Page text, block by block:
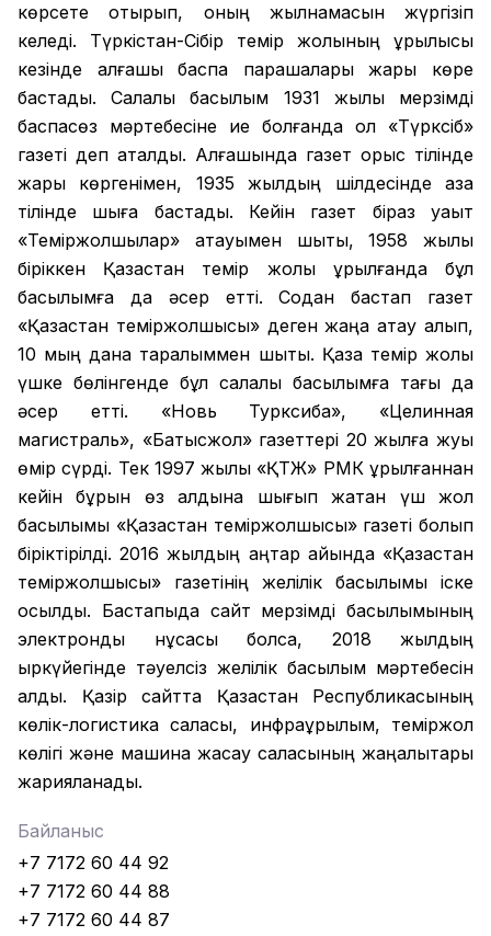
көрсете отырып, оның жылнамасын жүргізіп
келеді. Түркістан-Сібір темір жолының құрылысы
кезінде алғашқы баспа парақшалары жарық көре
бастады. Салалық басылым 1931 жылы мерзімді
баспасөз мәртебесіне ие болғанда ол «Түрксіб»
газеті деп аталды. Алғашында газет орыс тілінде
жарық көргенімен, 1935 жылдың шілдесінде қазақ
тілінде шыға бастады. Кейін газет біраз уақыт
«Теміржолшылар» атауымен шықты, 1958 жылы
біріккен Қазақстан темір жолы құрылғанда бұл
басылымға да әсер етті. Содан бастап газет
«Қазақстан теміржолшысы» деген жаңа атау алып,
10 мың дана таралыммен шықты. Қазақ темір жолы
үшке бөлінгенде бұл салалық басылымға тағы да
әсер етті. «Новь Турксиба», «Целинная
магистраль», «Батысжол» газеттері 20 жылға жуық
өмір сүрді. Тек 1997 жылы «ҚТЖ» РМК құрылғаннан
кейін бұрын өз алдына шығып жатқан үш жол
басылымы «Қазақстан теміржолшысы» газеті болып
біріктірілді. 2016 жылдың қаңтар айында «Қазақстан
теміржолшысы» газетінің желілік басылымы іске
қосылды. Бастапқыда сайт мерзімді басылымының
электронды нұсқасы болса, 2018 жылдың
қыркүйегінде тәуелсіз желілік басылым мәртебесін
алды. Қазір сайтта Қазақстан Республикасының
көлік-логистика саласы, инфрақұрылым, теміржол
көлігі және машина жасау саласының жаңалықтары
жарияланады.
Байланыс
+7 7172 60 44 92
+7 7172 60 44 88
+7 7172 60 44 87